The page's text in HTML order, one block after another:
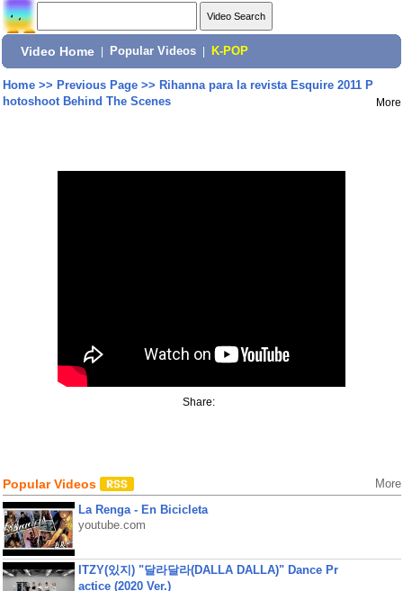
Video Home Popular Videos K-POP
Home>> Previous Page>> Rihanna para la revista Esquire 2011 P
hotoshoot Behind The Scenes
More
Share:
Popular Videos More
La Renga - En Bicicleta
youtube.com
ITZY(있지) "달라달라(DALLA DALLA)" Dance Pr
actice (2020 Ver.)